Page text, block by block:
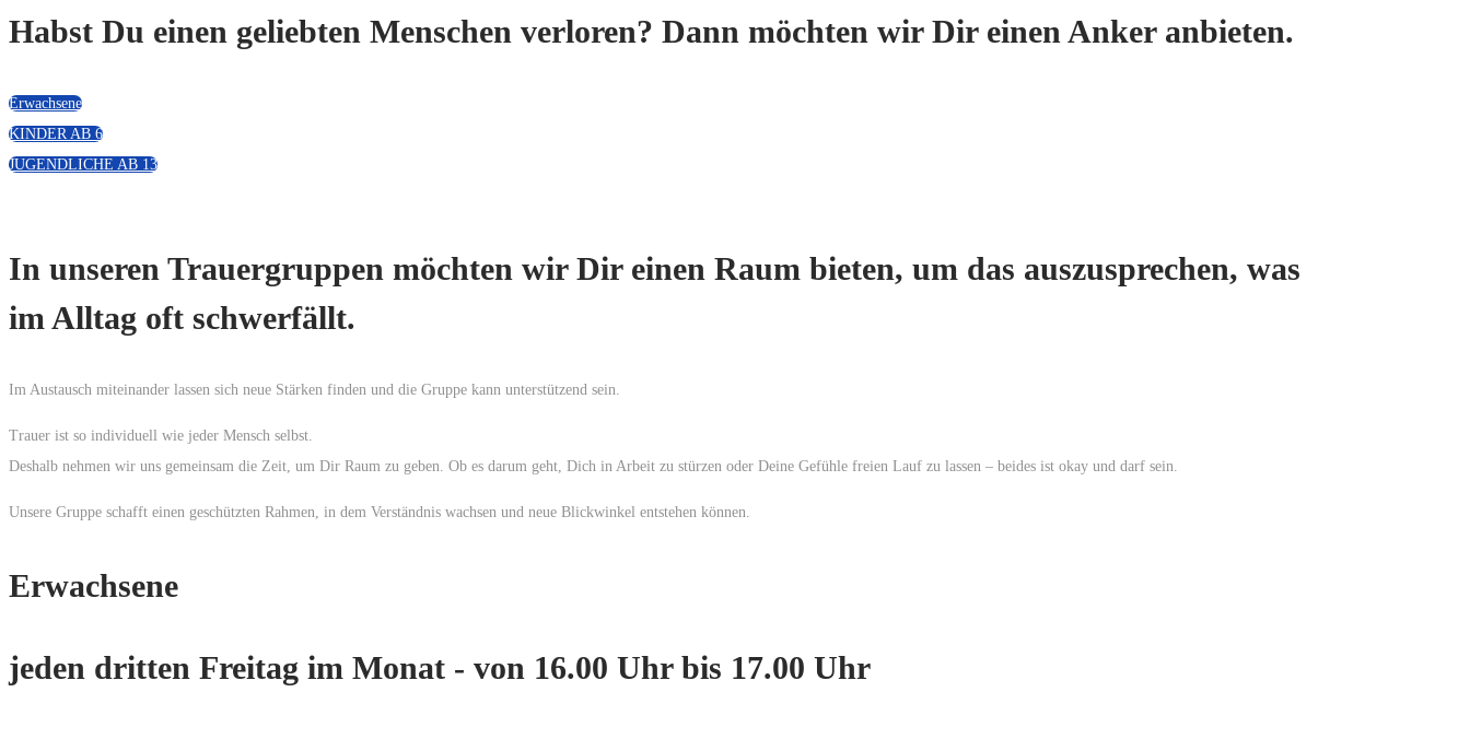
Habst Du einen geliebten Menschen verloren? Dann möchten wir Dir einen Anker anbieten.
Erwachsene
KINDER AB 6
JUGENDLICHE AB 13
In unseren Trauergruppen möchten wir Dir einen Raum bieten, um das auszusprechen, was
im Alltag oft schwerfällt.
Im Austausch miteinander lassen sich neue Stärken finden und die Gruppe kann unterstützend sein.
Trauer ist so individuell wie jeder Mensch selbst.
Deshalb nehmen wir uns gemeinsam die Zeit, um Dir Raum zu geben. Ob es darum geht, Dich in Arbeit zu stürzen oder Deine Gefühle freien Lauf zu lassen – beides ist okay und darf sein.
Unsere Gruppe schafft einen geschützten Rahmen, in dem Verständnis wachsen und neue Blickwinkel entstehen können.
Erwachsene
jeden dritten Freitag im Monat - von 16.00 Uhr bis 17.00 Uhr